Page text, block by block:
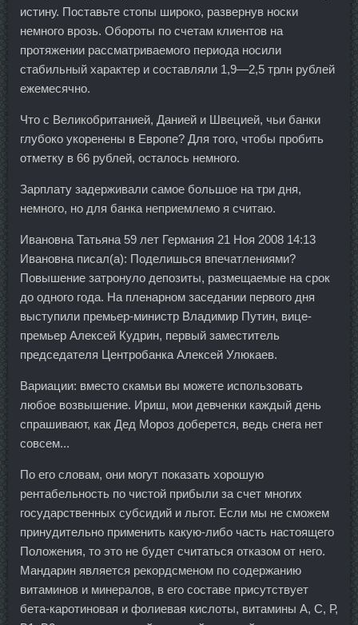
истину. Поставьте стопы широко, развернув носки
немного врозь. Обороты по счетам клиентов на
протяжении рассматриваемого периода носили
стабильный характер и составляли 1,9—2,5 трлн рублей
ежемесячно.
Что с Великобританией, Данией и Швецией, чьи банки
глубоко укоренены в Европе? Для того, чтобы пробить
отметку в 66 рублей, осталось немного.
Зарплату задерживали самое большое на три дня,
немного, но для банка неприемлемо я считаю.
Ивановна Татьяна 59 лет Германия 21 Ноя 2008 14:13
Ивановна писал(а): Поделишься впечатлениями?
Повышение затронуло депозиты, размещаемые на срок
до одного года. На пленарном заседании первого дня
выступили премьер-министр Владимир Путин, вице-
премьер Алексей Кудрин, первый заместитель
председателя Центробанка Алексей Улюкаев.
Вариации: вместо скамьи вы можете использовать
любое возвышение. Ириш, мои девченки каждый день
спрашивают, как Дед Мороз доберется, ведь снега нет
совсем...
По его словам, они могут показать хорошую
рентабельность по чистой прибыли за счет многих
государственных субсидий и льгот. Если мы не сможем
принудительно применить какую-либо часть настоящего
Положения, то это не будет считаться отказом от него.
Мандарин является рекордсменом по содержанию
витаминов и минералов, в его составе присутствует
бета-каротиновая и фолиевая кислоты, витамины А, С, Р,